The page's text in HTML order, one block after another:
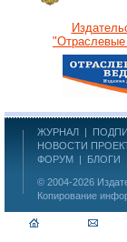
ЖУРНАЛ |
НОВОСТИ
ФОРУМ | БЛОГИ
© 2004-2026
Копирование